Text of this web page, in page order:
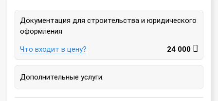
Документация для строительства и юридического
оформления
Что входит в цену? 24 000
Дополнительные услуги: